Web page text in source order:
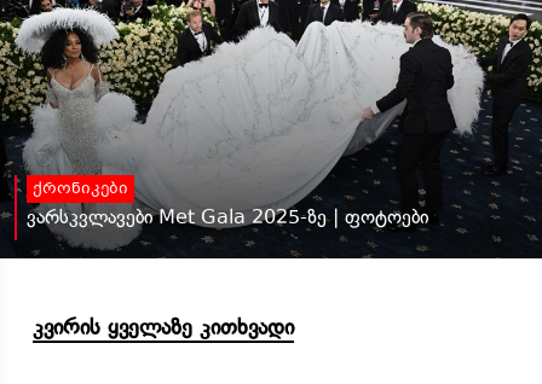
ქრონიკები
ვარსკვლავები Met Gala 2025-ზე | ფოტოები
კვირის ყველაზე კითხვადი